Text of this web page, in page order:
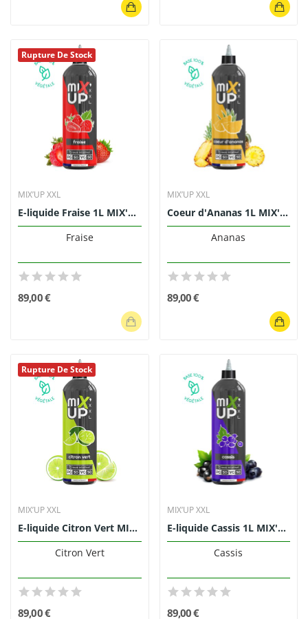
Rupture De Stock
MIX’UP XXL
E-liquide Fraise 1L MIX'UP XXL
Fraise
89,00 €
MIX’UP XXL
Coeur d'Ananas 1L MIX'UP XXL
Ananas
89,00 €
Rupture De Stock
MIX’UP XXL
E-liquide Citron Vert MIX'UP XXL 1L
Citron Vert
89,00 €
MIX’UP XXL
E-liquide Cassis 1L MIX'UP XXL
Cassis
89,00 €